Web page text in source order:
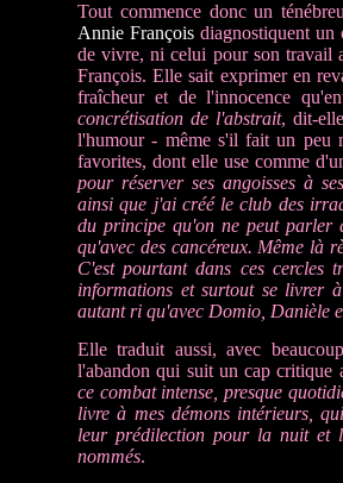
Tout commence donc un
Annie François diagnostiquent un
de vivre, ni celui pour son travail
François. Elle sait exprimer en
fraîcheur et de l'innocence
concrétisation de l'abstrait, dit-
l'humour - même s'il fait un peu
favorites, dont elle use comme
pour réserver ses angoisses à
ainsi que j'ai créé le club des
du principe qu'on ne peut parler
qu'avec des cancéreux. Même là
C'est pourtant dans ces cercles
informations et surtout se livrer
autant ri qu'avec Domio, Danièle
Elle traduit aussi, avec
l'abandon qui suit un cap critique
ce combat intense, presque
livre à mes démons intérieurs,
leur prédilection pour la nuit et
nommés.